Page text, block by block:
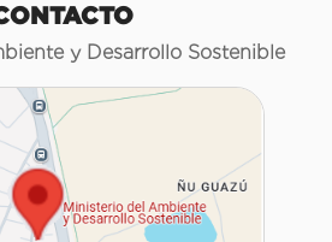
y Desarrollo Sostenible